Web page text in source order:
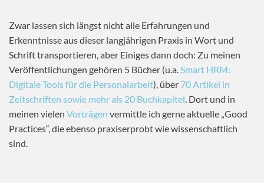
Zwar lassen sich längst nicht alle Erfahrungen und
Erkenntnisse aus dieser langjährigen Praxis in Wort und
Schrift transportieren, aber Einiges dann doch: Zu meinen
Veröffentlichungen gehören 5 Bücher (u.a.Smart HRM:
Digitale Tools für die Personalarbeit), über 70 Artikel in
Zeitschriften sowie mehr als 20 Buchkapitel. Dort und in
meinen vielen Vorträgen vermittle ich gerne aktuelle „Good
Practices“, die ebenso praxiserprobt wie wissenschaftlich
sind.